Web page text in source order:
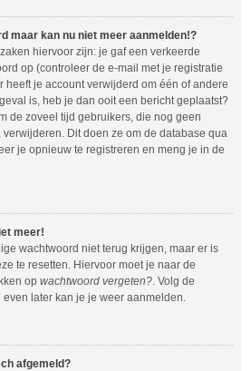
maar kan nu niet meer aanmelden!?
hiervoor zijn: je gaf een verkeerde
op (controleer de e-mail met je registratie
heeft je account verwijderd om één of andere
is, heb je dan ooit een bericht geplaatst?
de zoveel tijd gebruikers, die nog geen
Dit doen ze om de database qua
je opnieuw te registreren en meng je in de
meer!
wachtwoord niet terug krijgen, maar er is
te resetten. Hiervoor moet je naar de
op wachtwoord vergeten?. Volg de
later kan je je weer aanmelden.
afgemeld?